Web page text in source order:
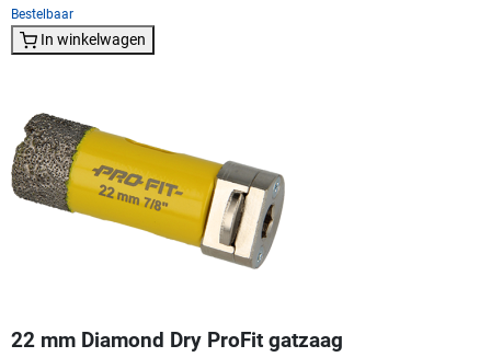
Bestelbaar
In winkelwagen
22 mm Diamond Dry ProFit gatzaag